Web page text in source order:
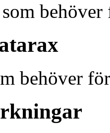
behöver